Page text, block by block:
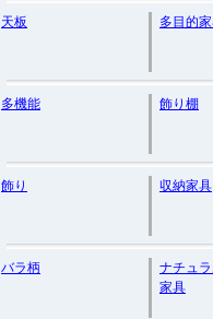
天板 多目的
多機能 飾り棚
飾り 収納家具
バラ柄
ナチュ
家具